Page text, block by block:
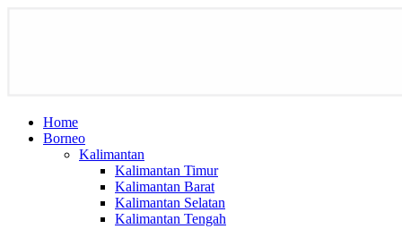
Home
Borneo
Kalimantan
Kalimantan Timur
Kalimantan Barat
Kalimantan Selatan
Kalimantan Tengah